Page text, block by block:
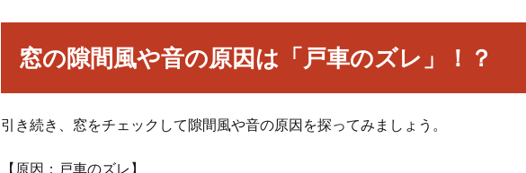
窓の隙間風や音の原因は「戸車のズレ」！？
引き続き、窓をチェックして隙間風や音の原因を探ってみましょう。
【原因：戸車のズレ】